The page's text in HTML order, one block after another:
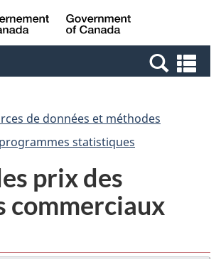
Passer
au
Passer
au
Passer
à
Canada
et
de données et méthodes
statistiques
prix des
commerciaux